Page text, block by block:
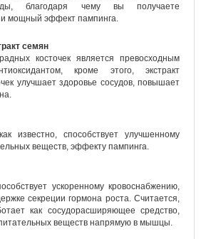
благодаря чему вы получаете
мощный эффект пампинга.
семян
косточек является превосходным
кроме этого, экстракт
улучшает здоровье сосудов, повышает
известно, способствует улучшенному
веществ, эффекту пампинга.
ускоренному кровоснабжению,
секреции гормона роста. Считается,
как сосудорасширяющее средство,
веществ напрямую в мышцы.